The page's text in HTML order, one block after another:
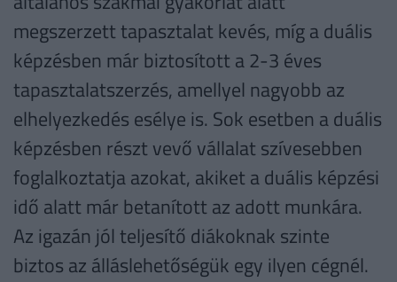
megszerzett tapasztalat kevés, míg a duális
képzésben már biztosított a 2-3 éves
tapasztalatszerzés, amellyel nagyobb az
elhelyezkedés esélye is. Sok esetben a duális
képzésben részt vevő vállalat szívesebben
foglalkoztatja azokat, akiket a duális képzési
idő alatt már betanított az adott munkára.
Az igazán jól teljesítő diákoknak szinte
biztos az álláslehetőségük egy ilyen cégnél.